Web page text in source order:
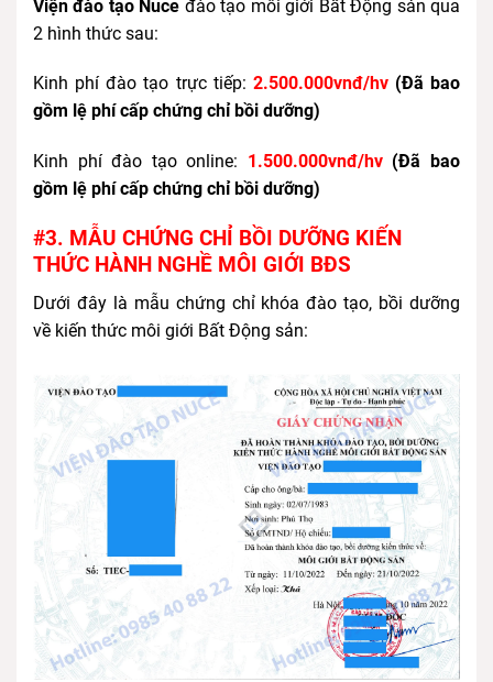
Viện đào tạo Nuce đào tạo môi giới Bất Động sản qua
2 hình thức sau:
Kinh phí đào tạo trực tiếp: 2.500.000vnđ/hv (Đã bao
gồm lệ phí cấp chứng chỉ bồi dưỡng)
Kinh phí đào tạo online: 1.500.000vnđ/hv (Đã bao
gồm lệ phí cấp chứng chỉ bồi dưỡng)
#3. MẪU CHỨNG CHỈ BỒI DƯỠNG KIẾN
THỨC HÀNH NGHỀ MÔI GIỚI BĐS
Dưới đây là mẫu chứng chỉ khóa đào tạo, bồi dưỡng
về kiến thức môi giới Bất Động sản: